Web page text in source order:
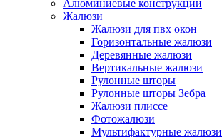
Алюминиевые конструкции
Жалюзи
Жалюзи для пвх окон
Горизонтальные жалюзи
Деревянные жалюзи
Вертикальные жалюзи
Рулонные шторы
Рулонные шторы Зебра
Жалюзи плиссе
Фотожалюзи
Мультифактурные жалюзи